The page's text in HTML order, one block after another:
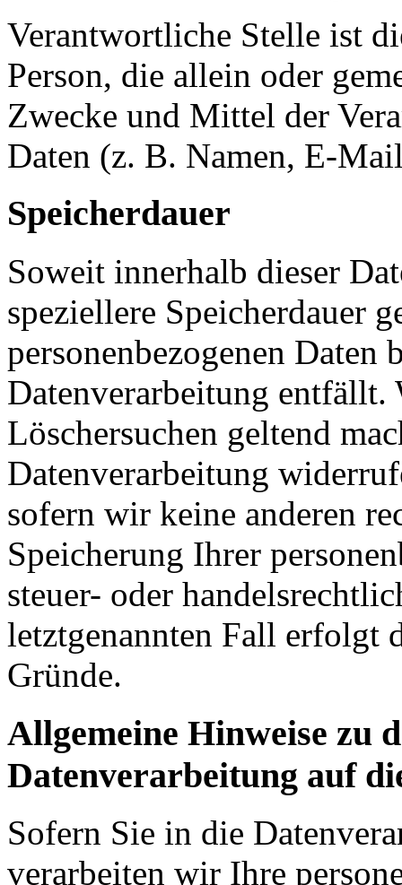
Verantwortliche Stelle ist
Person, die allein oder
Zwecke und Mittel der
Daten (z. B. Namen, E-
Speicherdauer
Soweit innerhalb dieser
speziellere Speicherdauer
personenbezogenen
Datenverarbeitung entfällt.
Löschersuchen geltend
Datenverarbeitung
sofern wir keine anderen
Speicherung Ihrer
steuer- oder
letztgenannten Fall erfolgt
Gründe.
Allgemeine Hinweise zu
Datenverarbeitung auf
Sofern Sie in die
verarbeiten wir Ihre